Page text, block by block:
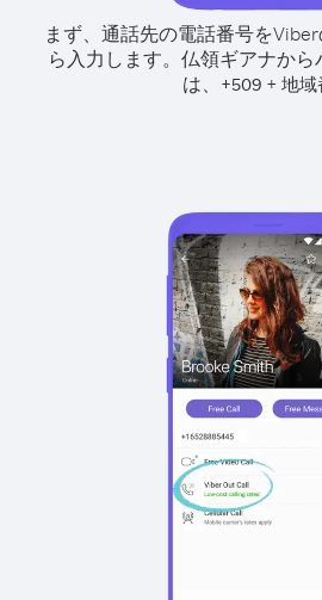
まず、通話先の電話番号を
ら入力します。 仏領ギアナから
は、
+509 + 地域